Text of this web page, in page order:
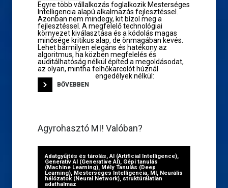
Egyre több vállalkozás foglalkozik Mesterséges
Intelligencia alapú alkalmazás fejlesztéssel.
Azonban nem mindegy, kit bízol meg a
fejlesztéssel. A megfelelő technológiai
környezet kiválasztása és a kódolás magas
minősége kritikus alap, de önmagában kevés.
Lehet bármilyen elegáns és hatékony az
algoritmus, ha közben megfelelés és
auditálhatóság nélkül építed a megoldásodat,
az olyan, mintha felhőkarcolót húznál
engedélyek nélkül:
BŐVEBBEN
Agyrohasztó MI! Valóban?
Adatgyűjtés és tárolás,AI (Artificial Intelligence),
Generatív AI (Generative AI), Gépi tanulás
(Machine Learning), Mély Tanulás (Deep
Learning), Mesterséges Intelligencia, MI, Neurális
hálózatok (Neural Network), struktúrálatlan
adathalmaz